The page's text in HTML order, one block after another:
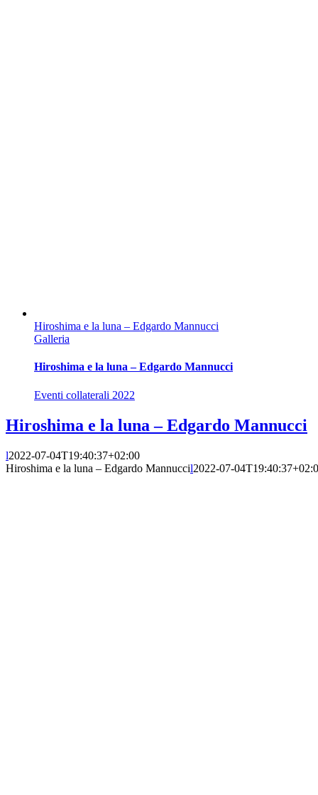
Hiroshima e la luna – Edgardo Mannucci
Galleria
Hiroshima e la luna – Edgardo Mannucci
Eventi collaterali 2022
Hiroshima e la luna – Edgardo Mannucci
l2022-07-04T19:40:37+02:00
Hiroshima e la luna – Edgardo Mannuccil2022-07-